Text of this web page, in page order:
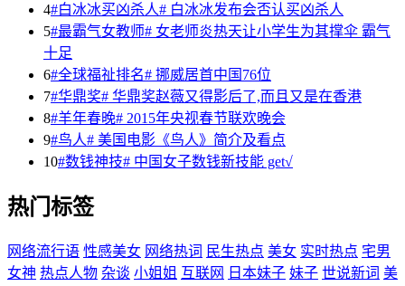
4#白冰冰买凶杀人# 白冰冰发布会否认买凶杀人
5#最霸气女教师# 女老师炎热天让小学生为其撑伞 霸气
十足
6#全球福祉排名# 挪威居首中国76位
7#华鼎奖# 华鼎奖赵薇又得影后了,而且又是在香港
8#羊年春晚# 2015年央视春节联欢晚会
9#鸟人# 美国电影《鸟人》简介及看点
10#数钱神技# 中国女子数钱新技能 get√
热门标签
网络流行语 性感美女 网络热词 民生热点 美女 实时热点 宅男
女神 热点人物 杂谈 小姐姐 互联网 日本妹子 妹子 世说新词 美